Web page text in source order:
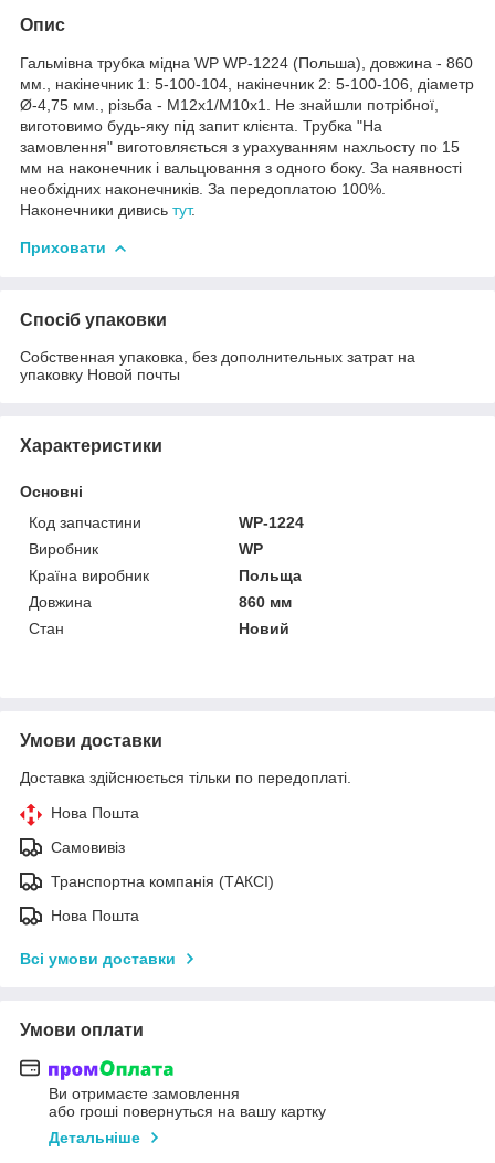
Опис
Гальмівна трубка мідна WP WP-1224 (Польша), довжина - 860
мм., накінечник 1: 5-100-104, накінечник 2: 5-100-106, діаметр
Ø-4,75 мм., різьба - М12х1/М10х1. Не знайшли потрібної,
виготовимо будь-яку під запит клієнта. Трубка "На
замовлення" виготовляється з урахуванням нахльосту по 15
мм на наконечник і вальцювання з одного боку. За наявності
необхідних наконечників. За передоплатою 100%.
Наконечники дивись тут.
Приховати
Спосіб упаковки
Собственная упаковка, без дополнительных затрат на
упаковку Новой почты
Характеристики
Основні
Код запчастини
WP-1224
Виробник
WP
Країна виробник
Польща
Довжина
860 мм
Стан
Новий
Умови доставки
Доставка здійснюється тільки по передоплаті.
Нова Пошта
Самовивіз
Транспортна компанія (ТАКСІ)
Нова Пошта
Всі умови доставки
Умови оплати
Ви отримаєте замовлення
або гроші повернуться на вашу картку
Детальніше